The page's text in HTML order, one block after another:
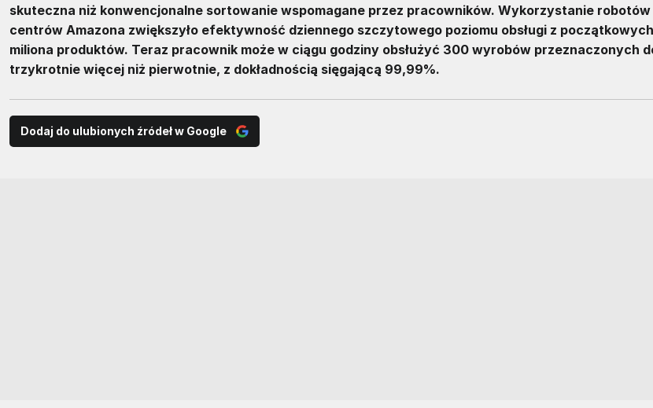
skuteczna niż konwencjonalne sortowanie wspomagane przez pracowników. Wykorzystanie robotów
centrów Amazona zwiększyło efektywność dziennego szczytowego poziomu obsługi z
miliona produktów. Teraz pracownik może w ciągu godziny obsłużyć 300 wyrobów przeznaczonych
trzykrotnie więcej niż pierwotnie, z dokładnością sięgającą 99,99%.
Dodaj do ulubionych źródeł w Google